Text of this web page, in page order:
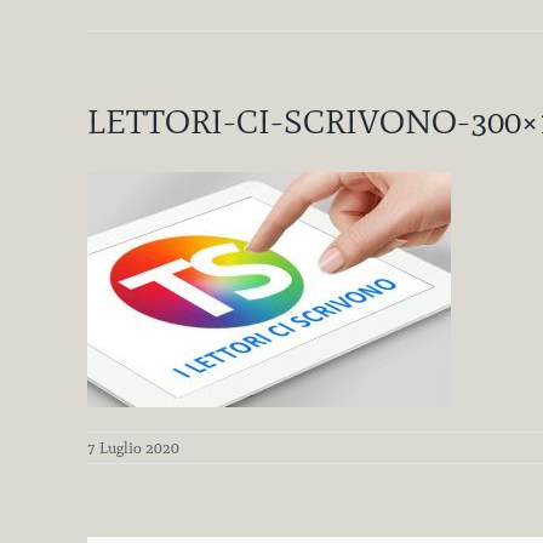
LETTORI-CI-SCRIVONO-
7 Luglio 2020